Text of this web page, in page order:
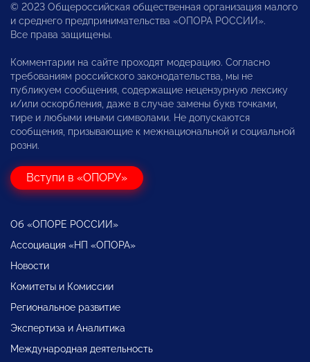
© 2023 Общероссийская общественная организация малого
и среднего предпринимательства «ОПОРА РОССИИ».
Все права защищены.
Комментарии на сайте проходят модерацию. Согласно
требованиям российского законодательства, мы не
публикуем сообщения, содержащие нецензурную лексику
и/или оскорбления, даже в случае замены букв точками,
тире и любыми иными символами. Не допускаются
сообщения, призывающие к межнациональной и социальной
розни.
Вступи в «ОПОРУ»
Об «ОПОРЕ РОССИИ»
Ассоциация «НП «ОПОРА»
Новости
Комитеты и Комиссии
Региональное развитие
Экспертиза и Аналитика
Международная деятельность